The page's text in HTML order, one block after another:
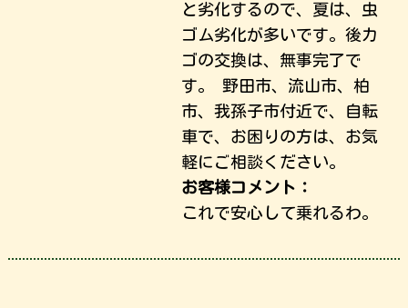
と劣化するので、夏は、虫
ゴム劣化が多いです。後カ
ゴの交換は、無事完了で
す。 野田市、流山市、柏
市、我孫子市付近で、自転
車で、お困りの方は、お気
軽にご相談ください。
お客様コメント：
これで安心して乗れるわ。